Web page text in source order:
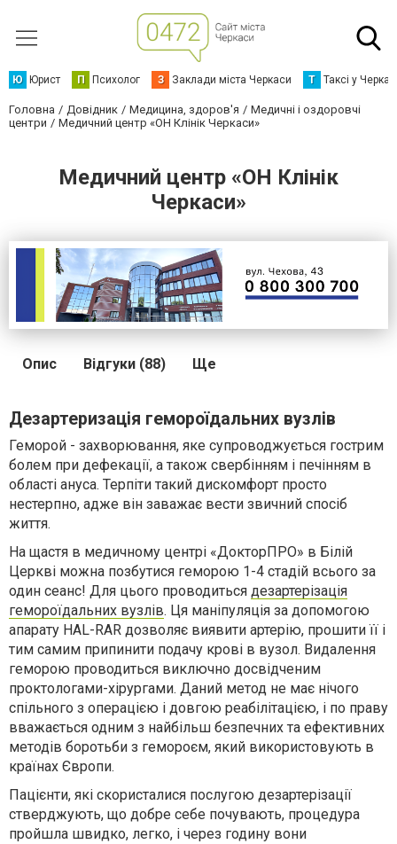
Ю Юрист П Психолог З Заклади міста Черкаси Т Таксі у
Головна Довідник Медицина, здоров'я
Медичні і оздоровчі
центри
Медичний центр «ОН Клінік Черкаси»
Медичний центр «ОН Клінік
Черкаси»
Опис Відгуки (88) Ще
Дезартеризація гемороїдальних вузлів
Геморой - захворювання, яке супроводжується гострим
болем при дефекації, а також свербінням і печінням в
області ануса. Терпіти такий дискомфорт просто
нестерпно, адже він заважає вести звичний спосіб
життя.
На щастя в медичному центрі «ДокторПРО» в Білій
Церкві можна позбутися геморою 1-4 стадій всього за
один сеанс! Для цього проводиться дезартерізація
гемороїдальних вузлів. Ця маніпуляція за допомогою
апарату HAL-RAR дозволяє виявити артерію, прошити її і
тим самим припинити подачу крові в вузол. Видалення
геморою проводиться виключно досвідченим
проктологами-хірургами. Даний метод не має нічого
спільного з операцією і довгою реабілітацією, і по праву
вважається одним з найбільш безпечних та ефективних
методів боротьби з гемороєм, який використовують в
країнах Європи.
Пацієнти, які скористалися послугою дезартерізації
стверджують, що добре себе почувають, процедура
пройшла швидко, легко, і через годину вони